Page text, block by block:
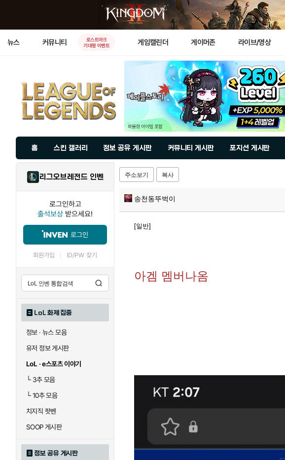
뉴스 커뮤니티
로스트아크
기대평 이벤트
게임캘린더 게이머존 라이브/영상
홈 스킨 갤러리 정보 공유 게시판 커뮤니티 게시판 포지션 게시판
리그오브레전드 인벤
로그인하고
출석보상 받으세요!
로그인
회원가입 ID/PW 찾기
LoL 화제 집중
정보 · 뉴스 모음
유저 정보 게시판
LoL · e스포츠 이야기
└3추 모음
└10추 모음
치지직 팟벤
SOOP 게시판
정보 공유 게시판
주소보기 복사
송천동뚜벅이
[일반]
아겜 멤버나옴